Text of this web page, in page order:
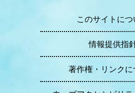
このサイトにつ
情報提供指
著作権・リンクに